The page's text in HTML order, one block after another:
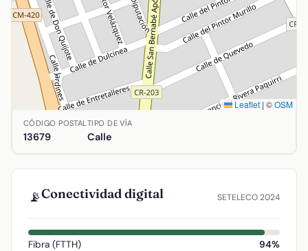
Leaflet | ©OSM
Ubicación de Bellavista en Arenas de San Juan, Ciudad
CÓDIGO POSTAL
13679
TIPO DE VÍA
Calle
📡Conectividad digital SETELECO 2024
Fibra (FTTH)
94%